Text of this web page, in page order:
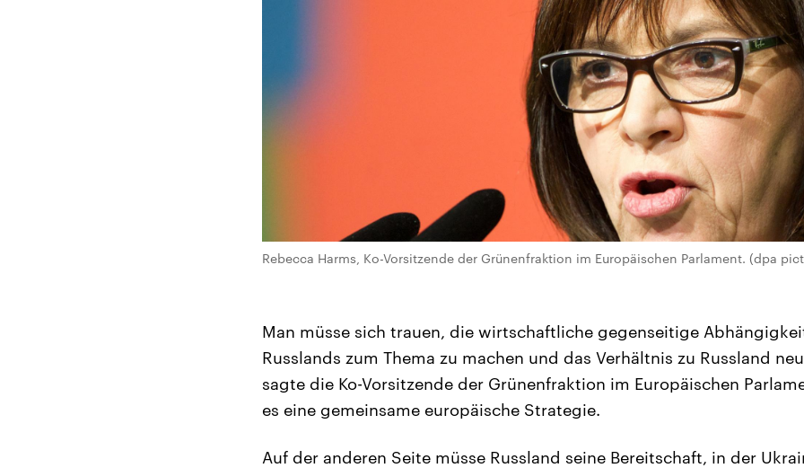
Rebecca Harms, Ko-Vorsitzende der Grünenfraktion im Europäischen Parlament. (dpa
Man müsse sich trauen, die wirtschaftliche gegenseitige
Russlands zum Thema zu machen und das Verhältnis zu Russland
sagte die Ko-Vorsitzende der Grünenfraktion im Europäischen
es eine gemeinsame europäische Strategie.
Auf der anderen Seite müsse Russland seine Bereitschaft, in der